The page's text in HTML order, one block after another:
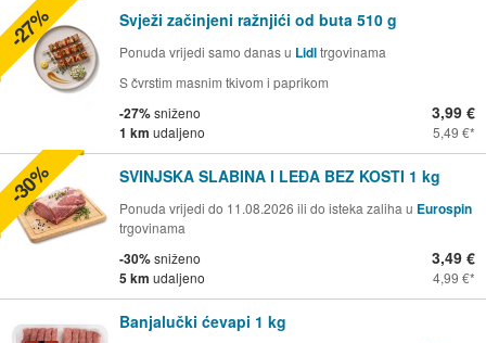
Svježi začinjeni ražnjići od buta 510 g
Ponuda vrijedi samo danas u Lidltrgovinama
S čvrstim masnim tkivom i paprikom
-27%sniženo
1 km udaljeno
3,99 €
5,49 €
-27%
SVINJSKA SLABINA I LEĐA BEZ KOSTI 1 kg
Ponuda vrijedi do 11.08.2026 ili do isteka zaliha u Eurospin
trgovinama
-30%sniženo
5 km udaljeno
3,49 €
4,99 €
-30%
Banjalučki ćevapi 1 kg